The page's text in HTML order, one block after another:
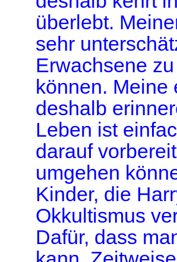
überlebt.
sehr
Erwachsene
können. Meine
deshalb
Leben ist
darauf
umgehen
Kinder, die
Okkultismus
Dafür, dass